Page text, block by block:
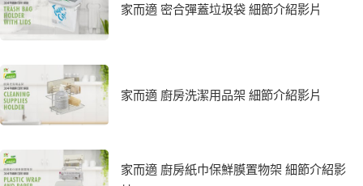
家而適 密合彈蓋垃圾袋 細節介紹影片
家而適 廚房洗潔用品架 細節介紹影片
家而適 廚房紙巾保鮮膜置物架 細節介紹影